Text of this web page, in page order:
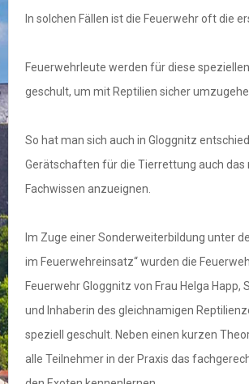
In solchen Fällen ist die Feuerwehr oft die
Feuerwehrleute werden für diese
geschult, um mit Reptilien sicher
So hat man sich auch in Gloggnitz
Gerätschaften für die Tierrettung auch das
Fachwissen anzueignen.
Im Zuge einer Sonderweiterbildung unter
im Feuerwehreinsatz“ wurden die
Feuerwehr Gloggnitz von Frau Helga Happ,
und Inhaberin des gleichnamigen
speziell geschult. Neben einen kurzen
alle Teilnehmer in der Praxis das